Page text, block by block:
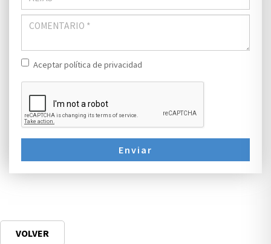
Aceptar política de privacidad
Enviar
VOLVER